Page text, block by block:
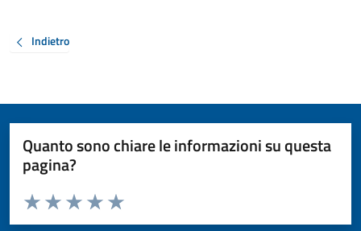
Indietro
Quanto sono chiare le informazioni su questa
pagina?
Valuta da 1 a 5 stelle la pagina
Valuta 5 stelle su 5
Valuta 4 stelle su 5
Valuta 3 stelle su 5
Valuta 2 stelle su 5
Valuta 1 stelle su 5